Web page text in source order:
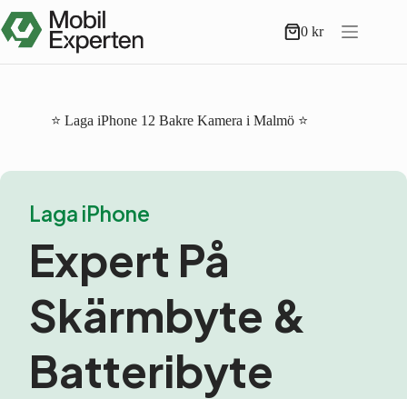
till
innehåll
Varukorg
0kr
⭐ Laga iPhone 12 Bakre Kamera i Malmö ⭐
Laga iPhone
Expert På
Skärmbyte &
Batteribyte